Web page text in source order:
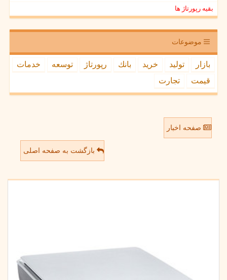
بقیه رپورتاژ ها
موضوعات
بازار تولید خرید بانك رپورتاژ توسعه
خدمات
قیمت
تجارت
صفحه اخبار
بازگشت به صفحه اصلی